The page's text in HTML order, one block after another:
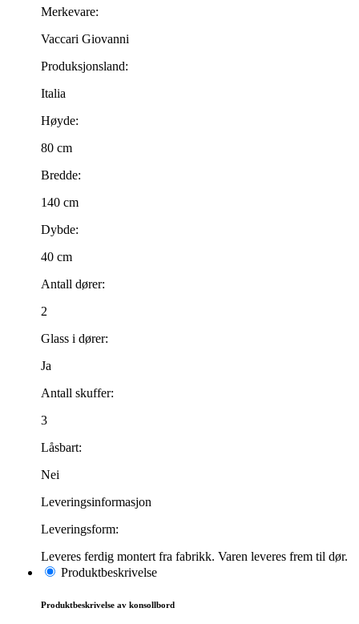
Merkevare:
Vaccari Giovanni
Produksjonsland:
Italia
Høyde:
80 cm
Bredde:
140 cm
Dybde:
40 cm
Antall dører:
2
Glass i dører:
Ja
Antall skuffer:
3
Låsbart:
Nei
Leveringsinformasjon
Leveringsform:
Leveres ferdig montert fra fabrikk. Varen leveres frem til dør.
Produktbeskrivelse
Produktbeskrivelse av konsollbord